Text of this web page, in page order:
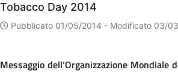
Tobacco Day 2014
Pubblicato 01/05/2014 - Modificato 03/
Messaggio dell’Organizzazione